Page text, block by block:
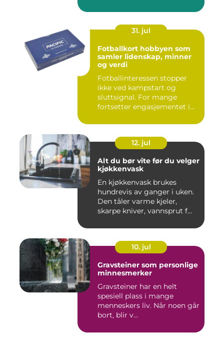
31. jul
Fotballkort hobbyen som
samler lidenskap, minner
og verdi
Fotballinteressen stopper
ikke ved kampstart og
sluttsignal. For mange
fortsetter engasjementet i
12. jul
Alt du bør vite før du velger
kjøkkenvask
En kjøkkenvask brukes
hundrevis av ganger i uken.
Den tåler varme kjeler,
skarpe kniver, vannsprut f...
10. jul
Gravsteiner som personlige
minnesmerker
Gravsteiner har en helt
spesiell plass i mange
menneskers liv. Når noen går
bort, blir v...